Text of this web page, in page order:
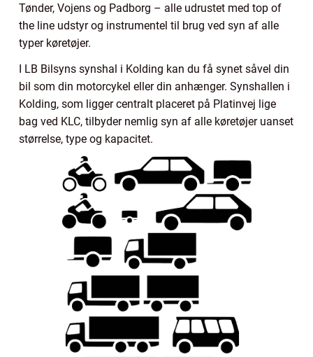
Tønder, Vojens og Padborg – alle udrustet med top of
the line udstyr og instrumentel til brug ved syn af alle
typer køretøjer.
I LB Bilsyns synshal i Kolding kan du få synet såvel din
bil som din motorcykel eller din anhænger. Synshallen i
Kolding, som ligger centralt placeret på Platinvej lige
bag ved KLC, tilbyder nemlig syn af alle køretøjer uanset
størrelse, type og kapacitet.